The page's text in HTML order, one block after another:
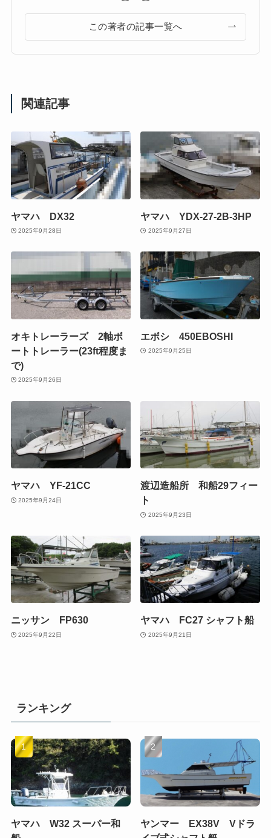
この著者の記事一覧へ
関連記事
ヤマハ DX32
2025年9月28日
ヤマハ YDX-27-2B-3HP
2025年9月27日
オキトレーラーズ 2軸ボ
ートトレーラー(23ft程度ま
で)
2025年9月26日
エボシ 450EBOSHI
2025年9月25日
ヤマハ YF-21CC
2025年9月24日
渡辺造船所 和船29フィー
ト
2025年9月23日
ニッサン FP630
2025年9月22日
ヤマハ FC27 シャフト船
2025年9月21日
ランキング
ヤマハ W32 スーパー和
ヤンマー EX38V Vドラ